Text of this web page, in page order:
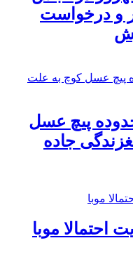
و درخواست
پیچ عسل
جاده